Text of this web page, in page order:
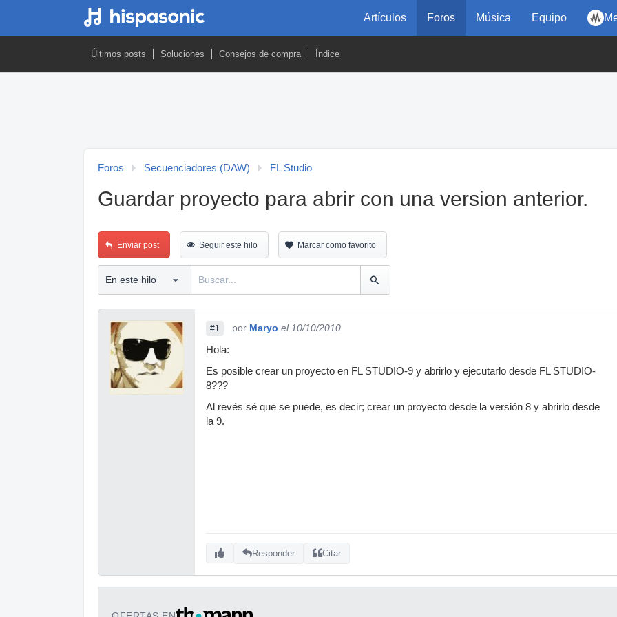
Artículos Foros Música Equipo
Últimos posts Soluciones Consejos de compra Índice
Foros Secuenciadores (DAW) FL Studio
Guardar proyecto para abrir con una version anterior.
Enviar post Seguir este hilo Marcar como favorito
#1 por Maryo el 10/10/2010
Hola:
Es posible crear un proyecto en FL STUDIO-9 y abrirlo y ejecutarlo desde FL STUDIO-
8???
Al revés sé que se puede, es decir; crear un proyecto desde la versión 8 y abrirlo desde
la 9.
Responder Citar